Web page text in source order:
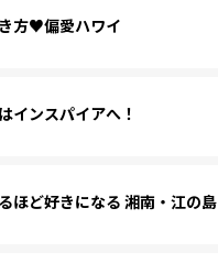
方♥偏愛ハワイ
インスパイアへ！
ほど好きになる 湘南・江の島